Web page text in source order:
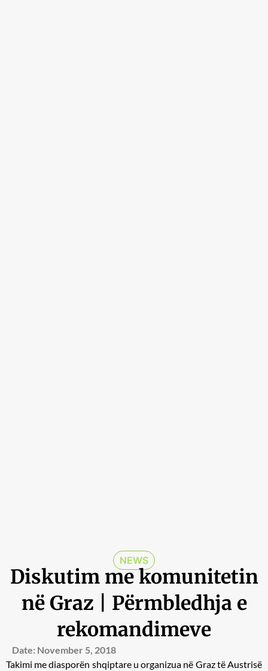
NEWS
Diskutim me komunitetin
në Graz | Përmbledhja e
rekomandimeve
Date: November 5, 2018
Takimi me diasporën shqiptare u organizua në Graz të Austrisë